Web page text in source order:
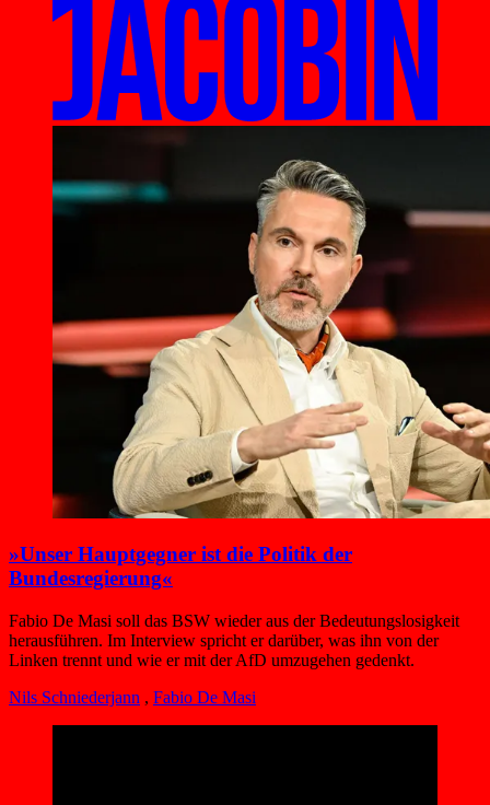
»Unser Hauptgegner ist die Politik der
Bundesregierung«
Fabio De Masi soll das BSW wieder aus der Bedeutungslosigkeit
herausführen. Im Interview spricht er darüber, was ihn von der
Linken trennt und wie er mit der AfD umzugehen gedenkt.
Nils Schniederjann , Fabio De Masi